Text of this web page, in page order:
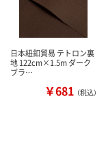
日本紐釦貿易 テトロン裏
地 122cm×1.5m ダーク
ブラ…
￥681 （税込）